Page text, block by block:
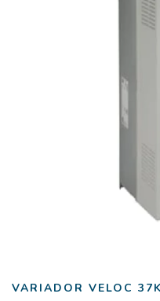
VARIADOR VELOC